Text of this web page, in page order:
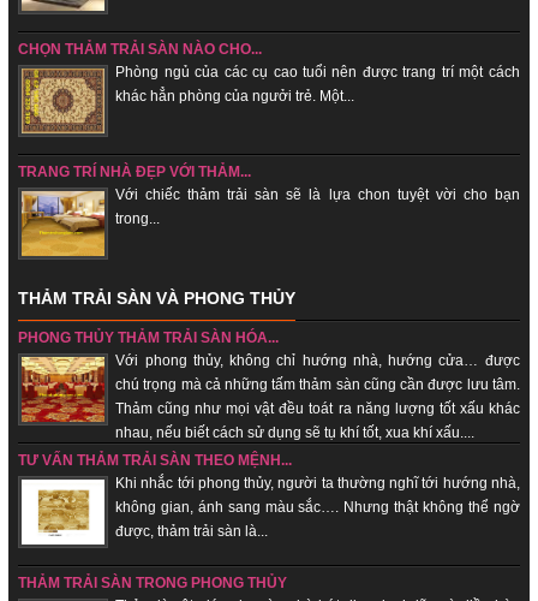
CHỌN THẢM TRẢI SÀN NÀO CHO...
Phòng ngủ của các cụ cao tuổi nên được trang trí một cách
khác hẳn phòng của ngưởi trẻ. Một...
TRANG TRÍ NHÀ ĐẸP VỚI THẢM...
Với chiếc thảm trải sàn sẽ là lựa chon tuyệt vời cho bạn
trong...
THẢM TRẢI SÀN VÀ PHONG THỦY
PHONG THỦY THẢM TRẢI SÀN HÓA...
Với phong thủy, không chỉ hướng nhà, hướng cửa… được
chú trọng mà cả những tấm thảm sàn cũng cần được lưu tâm.
Thảm cũng như mọi vật đều toát ra năng lượng tốt xấu khác
nhau, nếu biết cách sử dụng sẽ tụ khí tốt, xua khí xấu....
TƯ VẤN THẢM TRẢI SÀN THEO MỆNH...
Khi nhắc tới phong thủy, người ta thường nghĩ tới hướng nhà,
không gian, ánh sang màu sắc…. Nhưng thật không thể ngờ
được, thảm trải sàn là...
THẢM TRẢI SÀN TRONG PHONG THỦY